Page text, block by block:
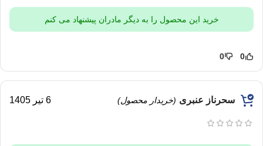
خرید این محصول را به دیگر مادران پیشنهاد می کنم
0
0
سحرناز عنبری (خریدار محصول) 6 تیر 1405